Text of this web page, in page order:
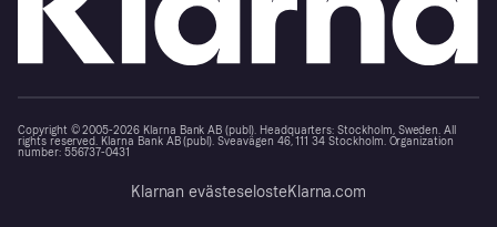
Copyright © 2005-2026 Klarna Bank AB (publ). Headquarters: Stockholm, Sweden. All
rights reserved. Klarna Bank AB (publ). Sveavägen 46, 111 34 Stockholm. Organization
number: 556737-0431
Klarnan evästeselosteKlarna.com